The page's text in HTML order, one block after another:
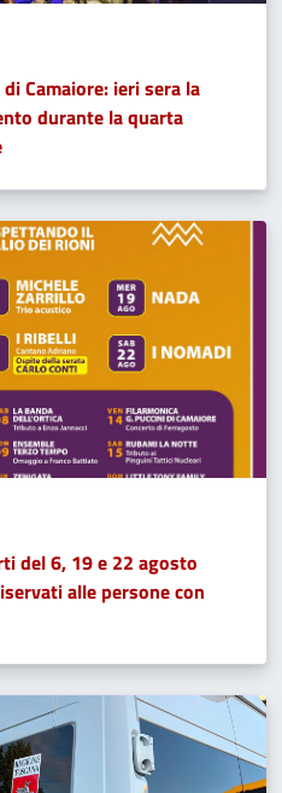
Camaiore: ieri sera la
durante la quarta
del 6, 19 e 22 agosto
alle persone con